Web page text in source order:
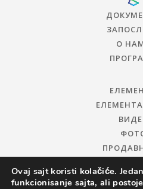
О
Ovaj sajt koristi kolačiće.
funkcionisanje sajta, ali